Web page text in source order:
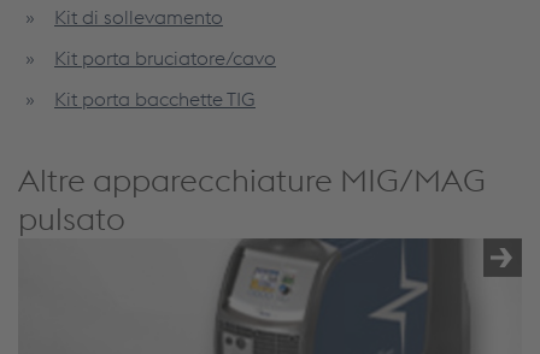
Kit di sollevamento
Kit porta bruciatore/cavo
Kit porta bacchette TIG
Altre apparecchiature MIG/MAG
pulsato